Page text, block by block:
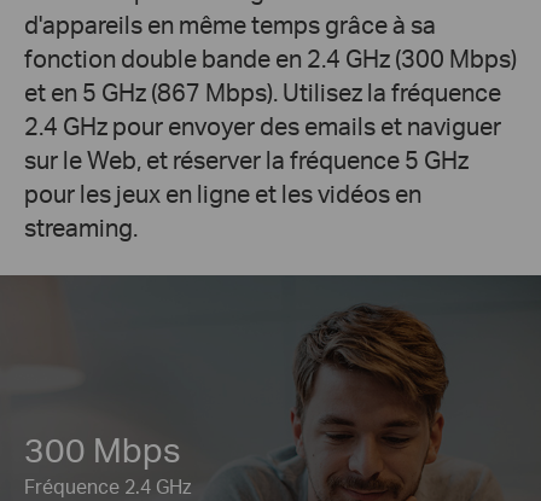
d'appareils en même temps grâce à sa
fonction double bande en 2.4 GHz (300 Mbps)
et en 5 GHz (867 Mbps). Utilisez la fréquence
2.4 GHz pour envoyer des emails et naviguer
sur le Web, et réserver la fréquence 5 GHz
pour les jeux en ligne et les vidéos en
streaming.
300 Mbps
Fréquence 2.4 GHz